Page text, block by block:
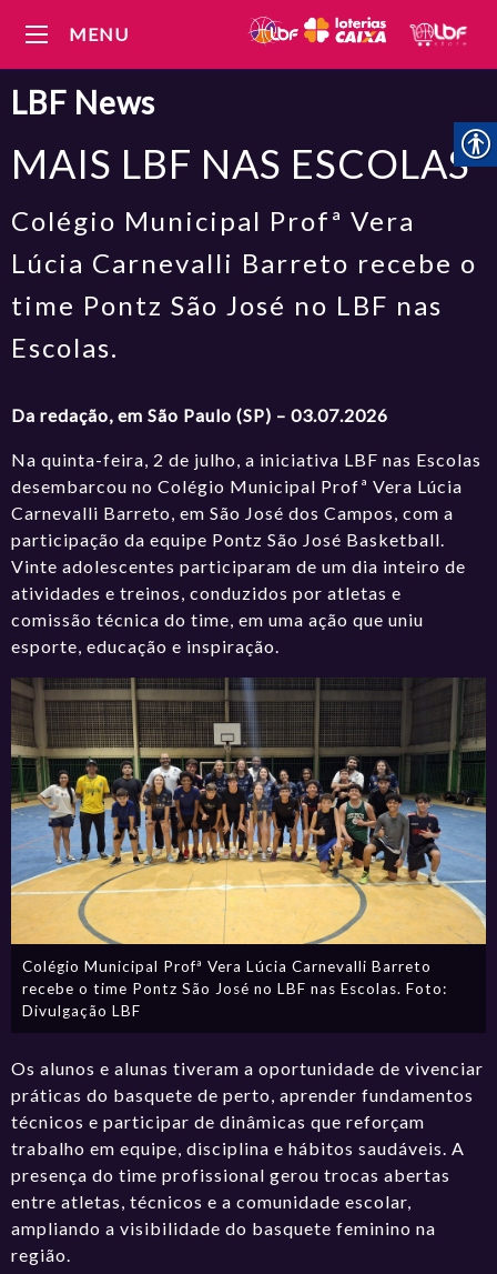
MENU
LBF News
MAIS LBF NAS ESCOLAS
Colégio Municipal Profª Vera
Lúcia Carnevalli Barreto recebe o
time Pontz São José no LBF nas
Escolas.
Da redação, em São Paulo (SP) – 03.07.2026
Na quinta-feira, 2 de julho, a iniciativa LBF nas Escolas
desembarcou no Colégio Municipal Profª Vera Lúcia
Carnevalli Barreto, em São José dos Campos, com a
participação da equipe Pontz São José Basketball.
Vinte adolescentes participaram de um dia inteiro de
atividades e treinos, conduzidos por atletas e
comissão técnica do time, em uma ação que uniu
esporte, educação e inspiração.
Colégio Municipal Profª Vera Lúcia Carnevalli Barreto
recebe o time Pontz São José no LBF nas Escolas. Foto:
Divulgação LBF
Os alunos e alunas tiveram a oportunidade de vivenciar
práticas do basquete de perto, aprender fundamentos
técnicos e participar de dinâmicas que reforçam
trabalho em equipe, disciplina e hábitos saudáveis. A
presença do time profissional gerou trocas abertas
entre atletas, técnicos e a comunidade escolar,
ampliando a visibilidade do basquete feminino na
região.